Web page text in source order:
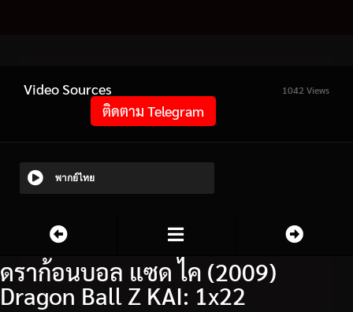
Video Sources 1042 Views
ติดตาม Telegram
พากย์ไทย
ดราก้อนบอล แซด ไค (2009)
Dragon Ball Z KAI: 1x22